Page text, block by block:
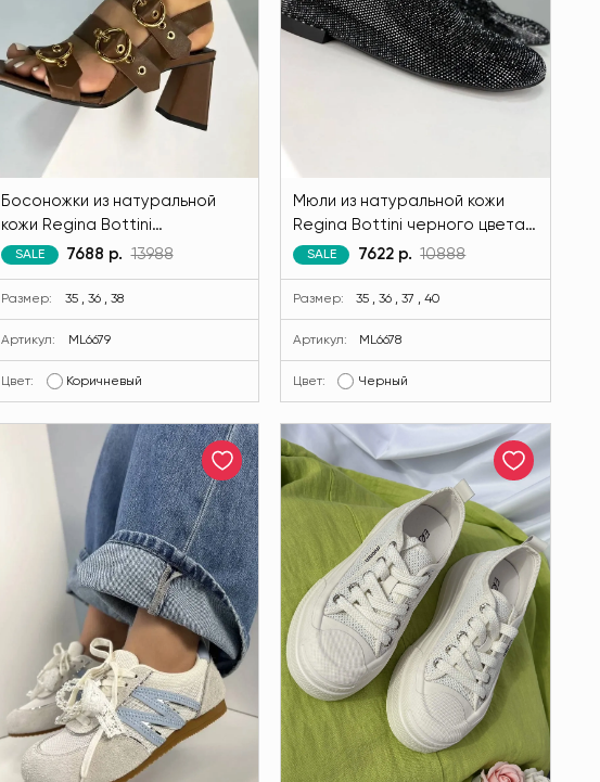
Босоножки из натуральной
кожи Regina Bottini
коричневого цвета MODLAV
SALE 7688 р. 13988
Размер: 35 , 36 , 38
Артикул: ML6679
Цвет: Коричневый
Мюли из натуральной кожи
Regina Bottini черного цвета
MODLAV ML6678-13
SALE 7622 р. 10888
Размер: 35 , 36 , 37 , 40
Артикул: ML6678
Цвет: Черный